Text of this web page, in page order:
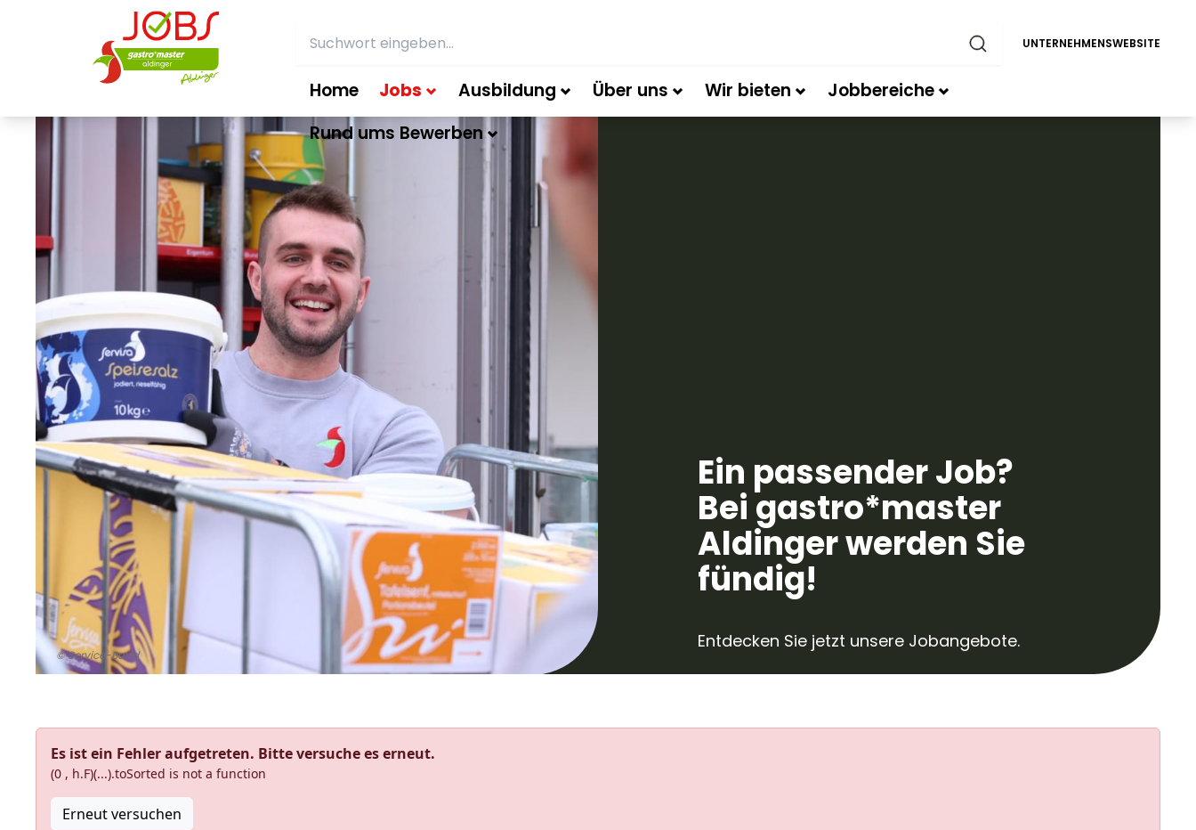
UNTERNEHMENSWEBSITE
Home Jobs Ausbildung Über uns Wir bieten
Jobbereiche
Rund ums Bewerben
© Service-Bund
Ein passender Job?
Bei gastro*master
Aldinger werden Sie
fündig!
Entdecken Sie jetzt unsere Jobangebote.
Es ist ein Fehler aufgetreten. Bitte versuche es erneut.
(0 , h.F)(...).toSorted is not a function
Erneut versuchen